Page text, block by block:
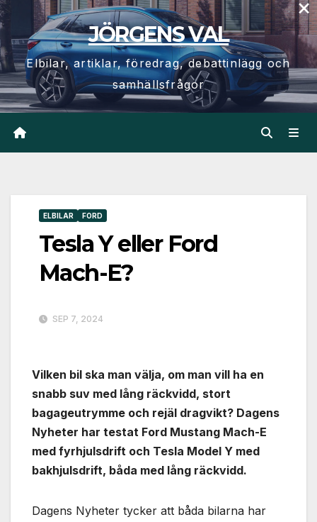
Hoppa
till
innehåll
JÖRGENS VAL
Elbilar, artiklar, föredrag, debattinlägg och
samhällsfrågor
ELBILAR FORD
Tesla Y eller Ford
Mach-E?
SEP 7, 2024
Vilken bil ska man välja, om man vill ha en
snabb suv med lång räckvidd, stort
bagageutrymme och rejäl dragvikt? Dagens
Nyheter har testat Ford Mustang Mach-E
med fyrhjulsdrift och Tesla Model Y med
bakhjulsdrift, båda med lång räckvidd.
Dagens Nyheter tycker att båda bilarna har
×